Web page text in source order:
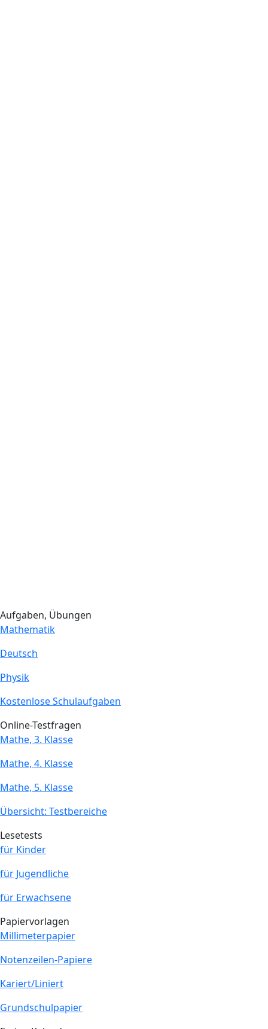
Aufgaben, Übungen
Mathematik
Deutsch
Physik
Kostenlose Schulaufgaben
Online-Testfragen
Mathe, 3. Klasse
Mathe, 4. Klasse
Mathe, 5. Klasse
Übersicht: Testbereiche
Lesetests
für Kinder
für Jugendliche
für Erwachsene
Papiervorlagen
Millimeterpapier
Notenzeilen-Papiere
Kariert/Liniert
Grundschulpapier